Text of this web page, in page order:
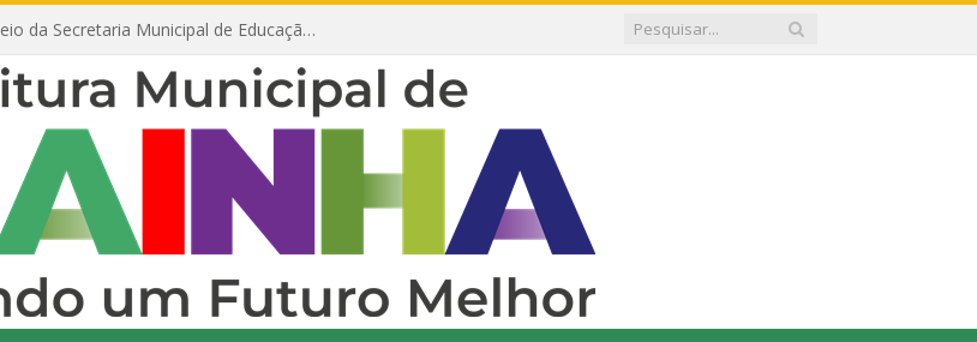
Prefeitura de Prainha, por meio da Secretaria Municipal de Educação, abre 354 vagas na área da Educação para 2025 com processo seletivo simplificado